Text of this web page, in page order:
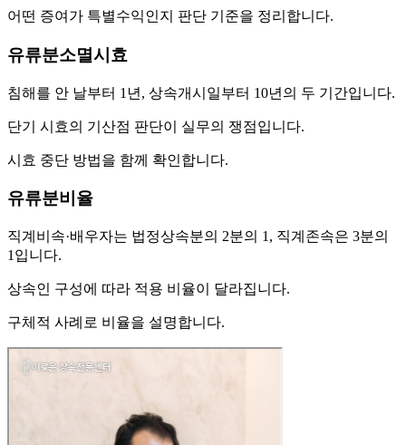
어떤 증여가 특별수익인지 판단 기준을 정리합니다.
유류분소멸시효
침해를 안 날부터 1년, 상속개시일부터 10년의 두 기간입니다.
단기 시효의 기산점 판단이 실무의 쟁점입니다.
시효 중단 방법을 함께 확인합니다.
유류분비율
직계비속·배우자는 법정상속분의 2분의 1, 직계존속은 3분의
1입니다.
상속인 구성에 따라 적용 비율이 달라집니다.
구체적 사례로 비율을 설명합니다.